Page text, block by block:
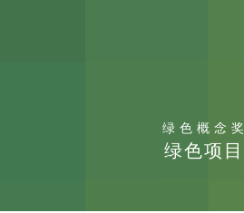
绿色概念奖
绿色项目